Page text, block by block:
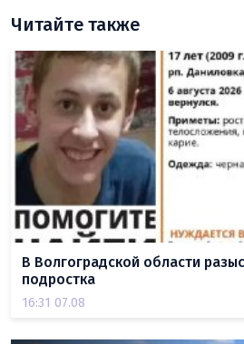
Читайте также
В Волгоградской области
подростка
16:31 07.08